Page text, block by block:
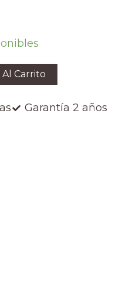
Carrito
Garantía 2 años